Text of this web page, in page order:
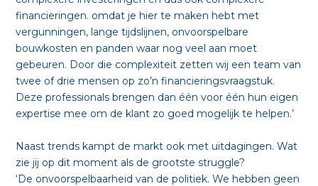
financieringen. omdat je hier te maken hebt met
vergunningen, lange tijdslijnen, onvoorspelbare
bouwkosten en panden waar nog veel aan moet
gebeuren. Door die complexiteit zetten wij een team van
twee of drie mensen op zo’n financieringsvraagstuk.
Deze professionals brengen dan één voor één hun eigen
expertise mee om de klant zo goed mogelijk te helpen.’
Naast trends kampt de markt ook met uitdagingen. Wat
zie jij op dit moment als de grootste struggle?
‘De onvoorspelbaarheid van de politiek. We hebben geen